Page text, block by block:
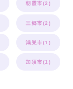
朝霞市(2)
三郷市(2)
鴻巣市(1)
加須市(1)